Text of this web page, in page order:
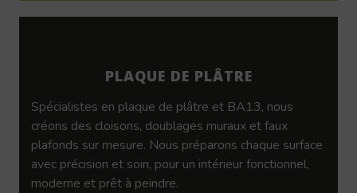
PLAQUE DE PLÂTRE
Spécialistes en plaque de plâtre et BA13, nous
créons des cloisons, doublages muraux et faux
plafonds sur mesure. Nous préparons chaque surface
avec précision et soin, pour un intérieur fonctionnel,
moderne et prêt à peindre.